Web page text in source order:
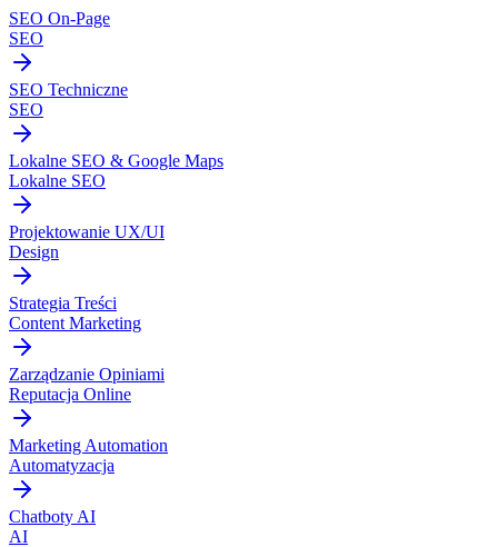
SEO On-Page
SEO
SEO Techniczne
SEO
Lokalne SEO & Google Maps
Lokalne SEO
Projektowanie UX/UI
Design
Strategia Treści
Content Marketing
Zarządzanie Opiniami
Reputacja Online
Marketing Automation
Automatyzacja
Chatboty AI
AI